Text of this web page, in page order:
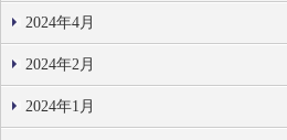
2024年4月
2024年2月
2024年1月